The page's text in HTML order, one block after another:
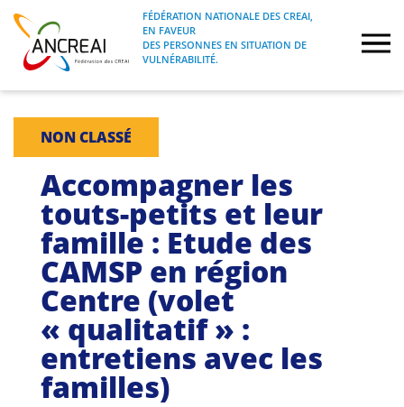
Skip
content
ANCREAI
FÉDÉRATION NATIONALE DES CREAI, EN
FAVEUR DES PERSONNES EN SITUATION
FÉDÉRATION NATIONALE DES CREAI,
EN FAVEUR
DES PERSONNES EN SITUATION DE
VULNÉRABILITÉ.
À propos
Journées nationales
Formations
Projets Fédéraux
Espace emploi
NON CLASSÉ
Accompagner les
touts-petits et leur
famille : Etude des
CAMSP en région
Centre (volet
« qualitatif » :
entretiens avec les
familles)